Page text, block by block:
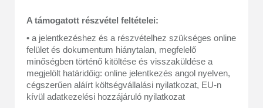
A támogatott részvétel feltételei:
• a jelentkezéshez és a részvételhez szükséges online
felület és dokumentum hiánytalan, megfelelő
minőségben történő kitöltése és visszaküldése a
megjelölt határidőig: online jelentkezés angol nyelven,
cégszerűen aláírt költségvállalási nyilatkozat, EU-n
kívül adatkezelési hozzájáruló nyilatkozat